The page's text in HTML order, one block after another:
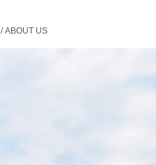
/ ABOUT US